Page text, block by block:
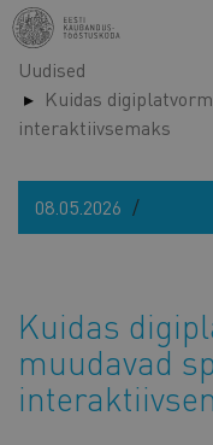
Liigu
edasi
põhisisu
juurde
Uudised
Kuidas
interaktiivsemaks
08.05.2026
Kuidas
muudavad